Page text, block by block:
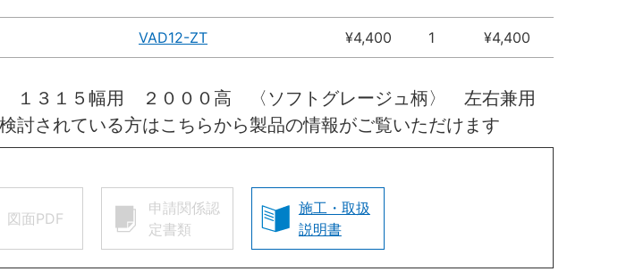
VAD12-ZT ¥4,400 1 ¥4,400
３１５幅用 ２０００高 〈ソフトグレージュ柄〉 左右兼用
されている方はこちらから製品の情報がご覧いただけます
図面PDF
申請関係認
定書類
施工・取扱
説明書